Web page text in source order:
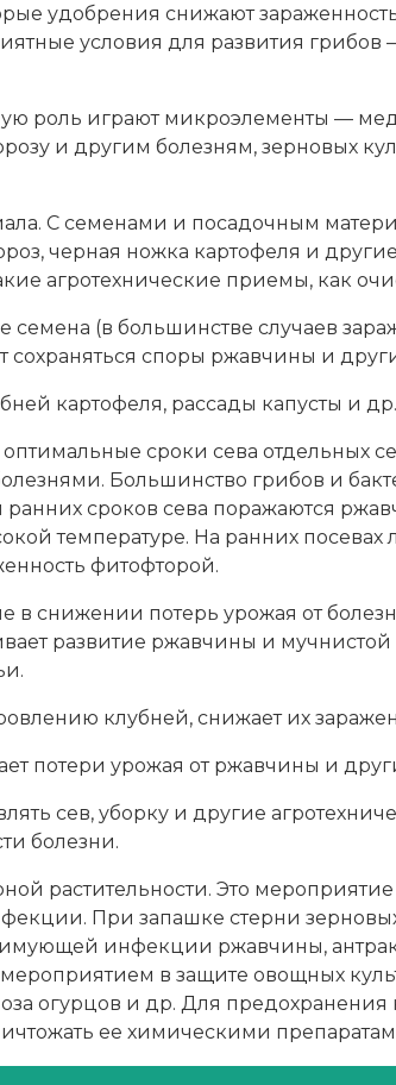
удобрения снижают
условия для развития
роль играют микроэлементы —
и другим болезням, зерновых
С семенами и посадочным
черная ножка картофеля и
агротехнические приемы, как
(в большинстве случаев
сохраняться споры ржавчины и
картофеля, рассады капусты и
сроки сева отдельных
Большинство грибов и
сроков сева поражаются
температуре. На ранних
фитофторой.
снижении потерь урожая от
развитие ржавчины и
клубней, снижает их
потери урожая от ржавчины и
сев, уборку и другие
болезни.
растительности. Это
При запашке стерни
инфекции ржавчины,
в защите овощных
огурцов и др. Для
ее химическими